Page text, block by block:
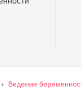
› Ведение